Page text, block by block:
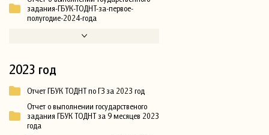
задания-ГБУК-ТОДНТ-за-первое-
полугодие-2024-года
2023 год
Отчет ГБУК ТОДНТ по ГЗ за 2023 год
Отчет о выполнении государственого
задания ГБУК ТОДНТ за 9 месяцев 2023
года